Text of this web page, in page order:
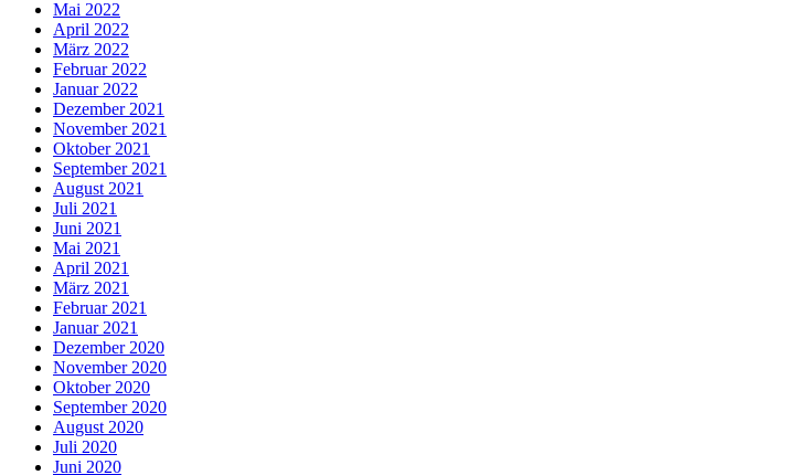
Mai 2022
April 2022
März 2022
Februar 2022
Januar 2022
Dezember 2021
November 2021
Oktober 2021
September 2021
August 2021
Juli 2021
Juni 2021
Mai 2021
April 2021
März 2021
Februar 2021
Januar 2021
Dezember 2020
November 2020
Oktober 2020
September 2020
August 2020
Juli 2020
Juni 2020